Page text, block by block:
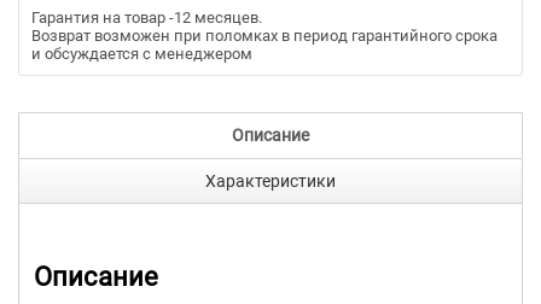
Гарантия на товар -12 месяцев.
Возврат возможен при поломках в период гарантийного срока
и обсуждается с менеджером
Описание
Характеристики
Описание